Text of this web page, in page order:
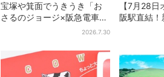
宝塚や箕面でうきうき「お
さるのジョージ×阪急電車」
お披露目！マルーンの制服
2026.7.30
【7月28
阪駅直結
ショップ